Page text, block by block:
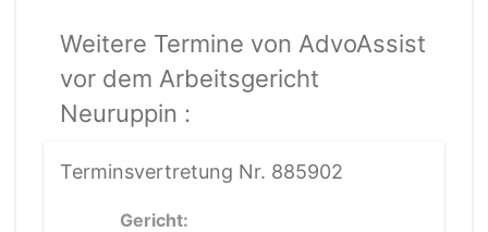
Weitere Termine von AdvoAssist
vor dem Arbeitsgericht
Neuruppin :
Terminsvertretung Nr. 885902
Gericht: